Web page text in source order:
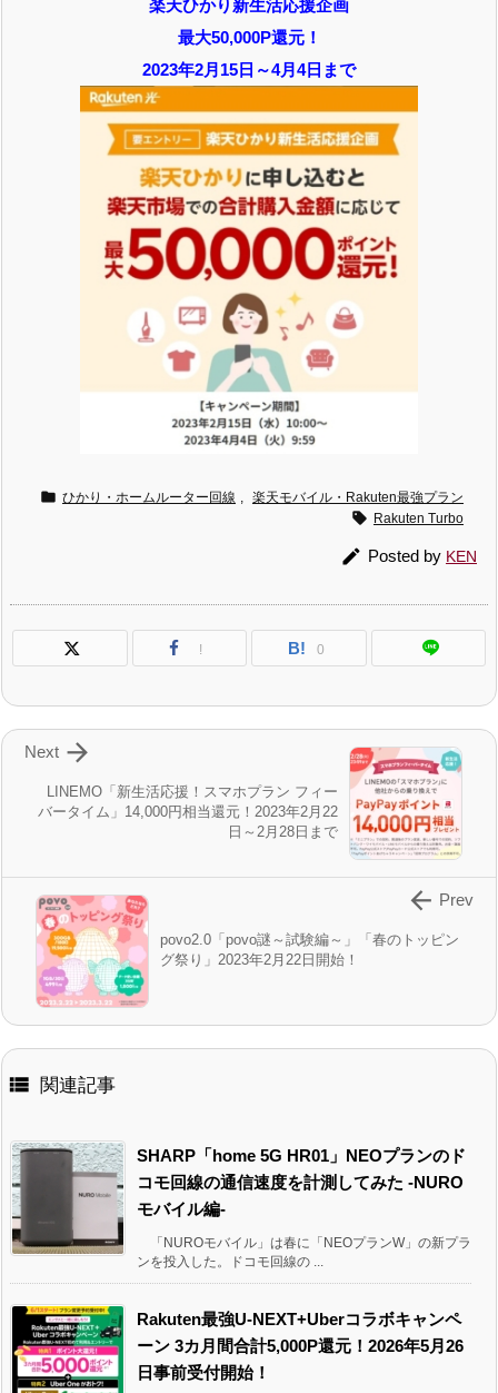
楽天ひかり新生活応援企画
最大50,000P還元！
2023年2月15日～4月4日まで
 ひかり・ホームルーター回線 楽天モバイル・Rakuten最強プラン
 Rakuten Turbo
 Posted by KEN
! B! 0
LINEMO「新生活応援！スマホプラン フィー
バータイム」14,000円相当還元！2023年2月22
日～2月28日まで

Next
povo2.0「povo謎～試験編～」「春のトッピン
グ祭り」2023年2月22日開始！
 Prev
 関連記事
SHARP「home 5G HR01」NEOプランのド
コモ回線の通信速度を計測してみた -NURO
モバイル編-
「NUROモバイル」は春に「NEOプランW」の新プラ
ンを投入した。ドコモ回線の ...
Rakuten最強U-NEXT+Uberコラボキャンペ
ーン 3カ月間合計5,000P還元！2026年5月26
日事前受付開始！